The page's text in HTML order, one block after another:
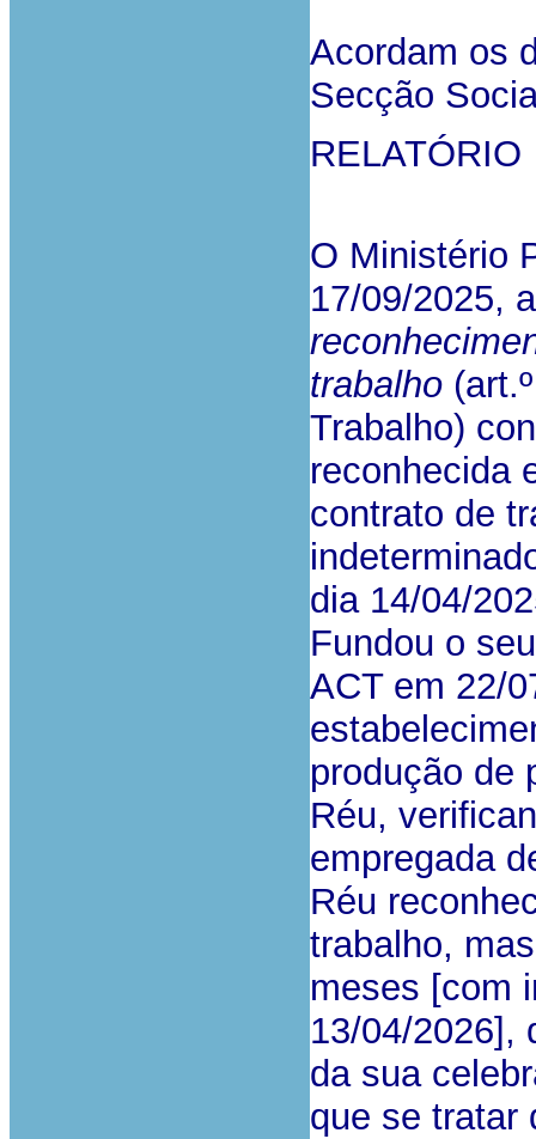
Acordam os
Secção
RELATÓRIO
O Ministério
17/09/2025,
trabalho
Trabalho)
reconhecida
contrato de
dia 14/04/
Fundou o
ACT em 22/
produção de
Réu,
empregada
Réu
trabalho,
meses [com
13/04/2026],
da sua
que se tratar